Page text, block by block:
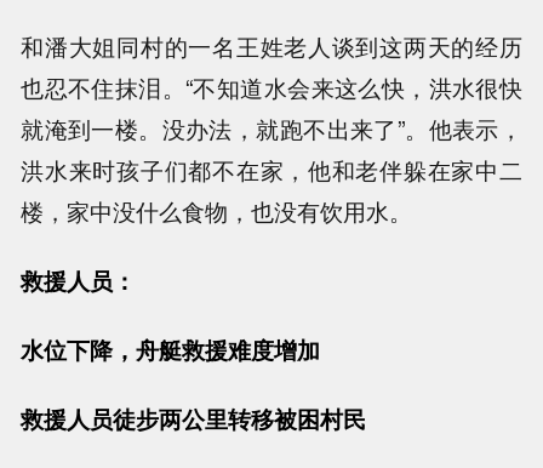
和潘大姐同村的一名王姓老人谈到这两天的经历
也忍不住抹泪。“不知道水会来这么快，洪水很快
就淹到一楼。没办法，就跑不出来了”。他表示，
洪水来时孩子们都不在家，他和老伴躲在家中二
楼，家中没什么食物，也没有饮用水。
救援人员：
水位下降，舟艇救援难度增加
救援人员徒步两公里转移被困村民